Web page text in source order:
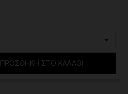
ΠΡΟΣΘΉΚΗ ΣΤΟ ΚΑΛΆΘΙ